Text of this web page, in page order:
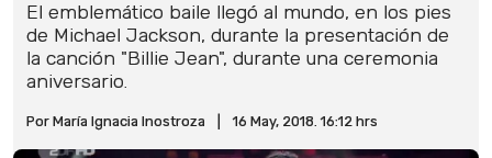
El emblemático baile llegó al mundo, en los pies
de Michael Jackson, durante la presentación de
la canción "Billie Jean", durante una ceremonia
aniversario.
Por María Ignacia Inostroza 16 May, 2018. 16:12 hrs